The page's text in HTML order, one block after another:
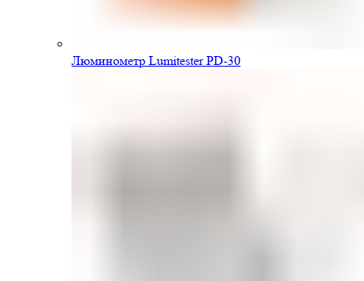
Люминометр Lumitester PD-30